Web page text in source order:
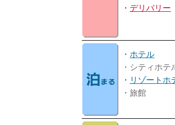
・ デリバリー
・ ホテル
・シティホテ
・ リゾートホ
・旅館